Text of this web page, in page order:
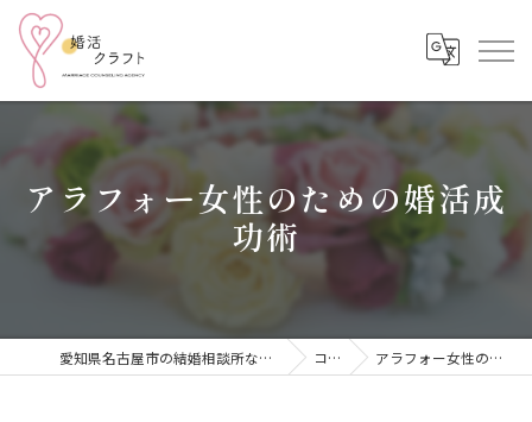
アラフォー女性のための婚活成
功術
愛知県名古屋市の結婚相談所なら結婚相談所 婚活クラフト コラム アラフォー女性のための婚活成功術